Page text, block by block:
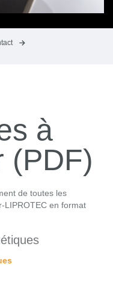
à
(PDF)
de toutes les
LIPROTEC en format